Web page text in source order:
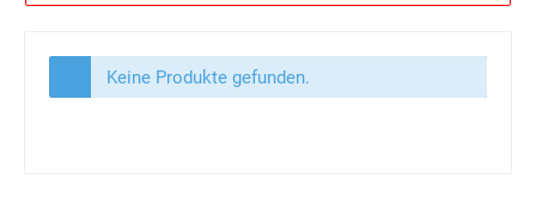
Keine Produkte gefunden.